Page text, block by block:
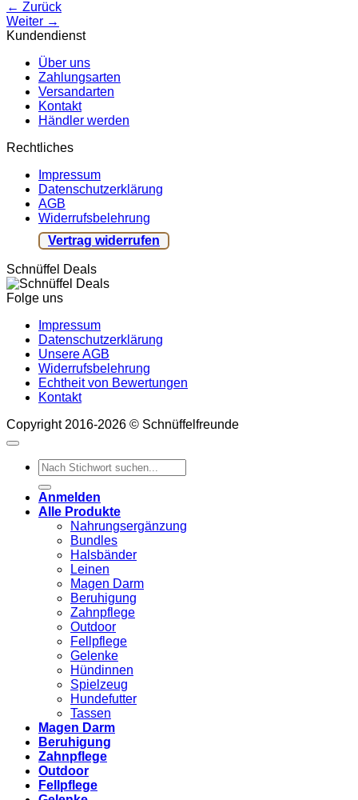
← Zurück
Weiter →
Kundendienst
Über uns
Zahlungsarten
Versandarten
Kontakt
Händler werden
Rechtliches
Impressum
Datenschutzerklärung
AGB
Widerrufsbelehrung
Vertrag widerrufen
Schnüffel Deals
Folge uns
Impressum
Datenschutzerklärung
Unsere AGB
Widerrufsbelehrung
Echtheit von Bewertungen
Kontakt
Copyright 2016-2026 © Schnüffelfreunde
Suchen
nach:
Anmelden
Alle Produkte
Nahrungsergänzung
Bundles
Halsbänder
Leinen
Magen Darm
Beruhigung
Zahnpflege
Outdoor
Fellpflege
Gelenke
Hündinnen
Spielzeug
Hundefutter
Tassen
Magen Darm
Beruhigung
Zahnpflege
Outdoor
Fellpflege